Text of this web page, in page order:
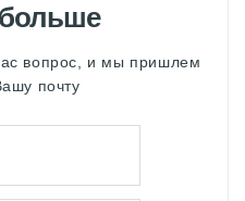
вопрос, и мы пришлем
почту